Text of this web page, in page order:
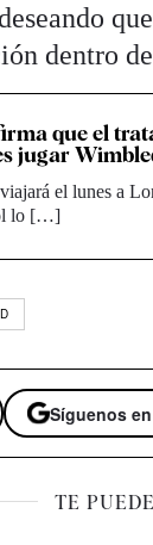
dentro
que el
jugar
el lunes a
lo […]
Síguenos
TE